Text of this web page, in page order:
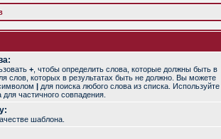
+ , чтобы определить слова, которые должны быть в
слов, которых в результатах быть не должно. Вы можете
| для поиска любого слова из списка. Используйте
частичного совпадения.
шаблона.